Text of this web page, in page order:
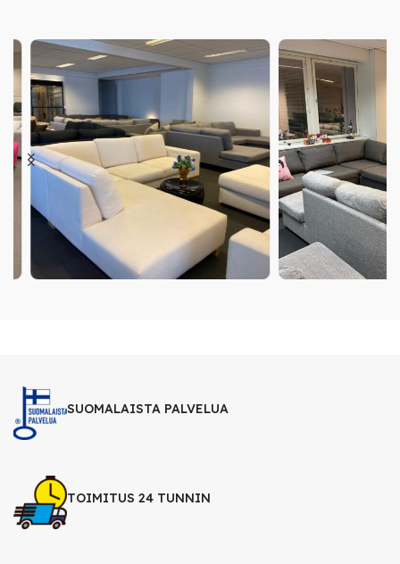
SUOMALAISTA PALVELUA
TOIMITUS 24 TUNNIN